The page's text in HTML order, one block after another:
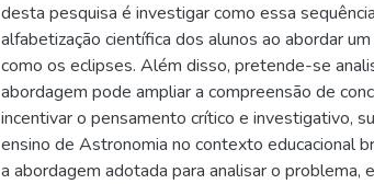
desta pesquisa é investigar como essa
alfabetização científica dos alunos ao abordar
como os eclipses. Além disso, pretende-se
abordagem pode ampliar a compreensão de
incentivar o pensamento crítico e investigativo,
ensino de Astronomia no contexto educacional
a abordagem adotada para analisar o